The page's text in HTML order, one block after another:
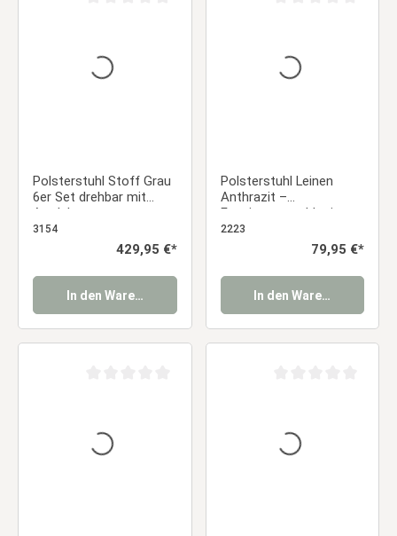
Polsterstuhl Stoff Grau
6er Set drehbar mit
Armlehnen
Esszimmerstuhl
3154
Regulärer Preis:
429,95 €*
In den Warenkorb
Polsterstuhl Leinen
Anthrazit –
Esszimmerstuhl mit
Armlehnen &
Metallgestell Essstuhl
2223
Regulärer Preis:
79,95 €*
In den Warenkorb